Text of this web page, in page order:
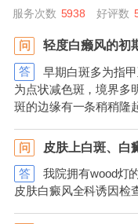
服务次数 5938 好评数
问 轻度白癞风的初
答
早期白斑多为指
为点状减色斑，境界多
斑的边缘有一条稍稍隆
问 皮肤上白斑、白
答
我院拥有wood灯
皮肤白癜风全科诱因检